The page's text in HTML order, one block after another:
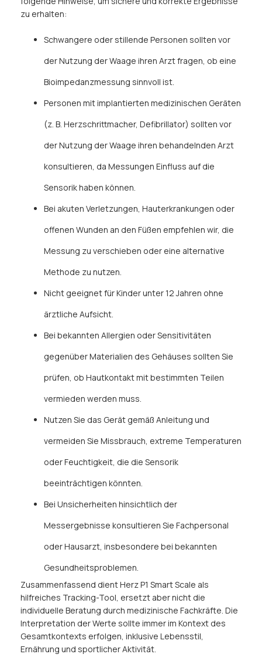
zu erhalten:
Schwangere oder stillende Personen sollten vor
der Nutzung der Waage ihren Arzt fragen, ob eine
Bioimpedanzmessung sinnvoll ist.
Personen mit implantierten medizinischen Geräten
(z. B. Herzschrittmacher, Defibrillator) sollten vor
der Nutzung der Waage ihren behandelnden Arzt
konsultieren, da Messungen Einfluss auf die
Sensorik haben können.
Bei akuten Verletzungen, Hauterkrankungen oder
offenen Wunden an den Füßen empfehlen wir, die
Messung zu verschieben oder eine alternative
Methode zu nutzen.
Nicht geeignet für Kinder unter 12 Jahren ohne
ärztliche Aufsicht.
Bei bekannten Allergien oder Sensitivitäten
gegenüber Materialien des Gehäuses sollten Sie
prüfen, ob Hautkontakt mit bestimmten Teilen
vermieden werden muss.
Nutzen Sie das Gerät gemäß Anleitung und
vermeiden Sie Missbrauch, extreme Temperaturen
oder Feuchtigkeit, die die Sensorik
beeinträchtigen könnten.
Bei Unsicherheiten hinsichtlich der
Messergebnisse konsultieren Sie Fachpersonal
oder Hausarzt, insbesondere bei bekannten
Gesundheitsproblemen.
Zusammenfassend dient Herz P1 Smart Scale als
hilfreiches Tracking-Tool, ersetzt aber nicht die
individuelle Beratung durch medizinische Fachkräfte. Die
Interpretation der Werte sollte immer im Kontext des
Gesamtkontexts erfolgen, inklusive Lebensstil,
Ernährung und sportlicher Aktivität.